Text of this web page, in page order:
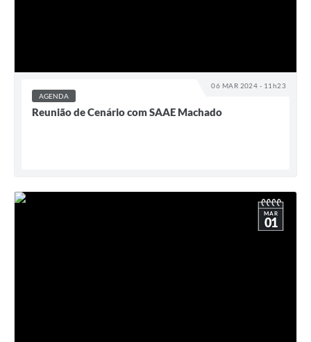
06 MAR 2024 - 11h23
AGENDA
Reunião de Cenário com SAAE Machado
MAR
01